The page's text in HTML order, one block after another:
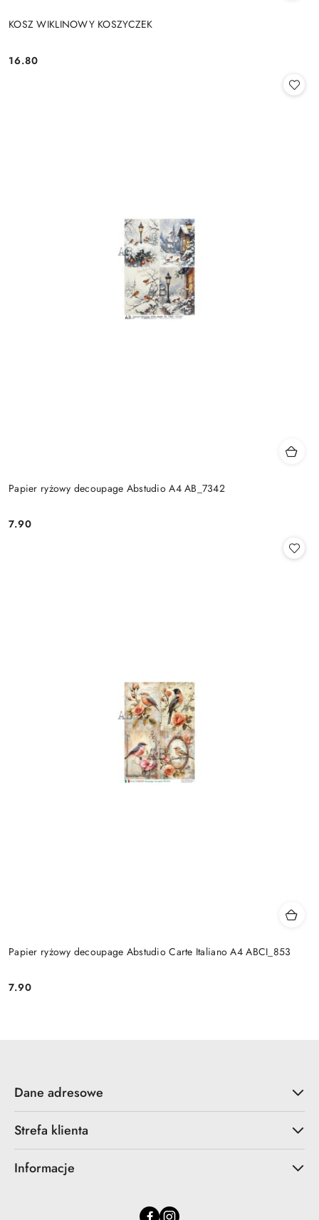
KOSZ WIKLINOWY KOSZYCZEK
Cena:
16.80
Papier ryżowy decoupage Abstudio A4 AB_7342
Cena:
7.90
Papier ryżowy decoupage Abstudio Carte Italiano A4 ABCI_853
Cena:
7.90
Dane adresowe
Strefa klienta
Informacje